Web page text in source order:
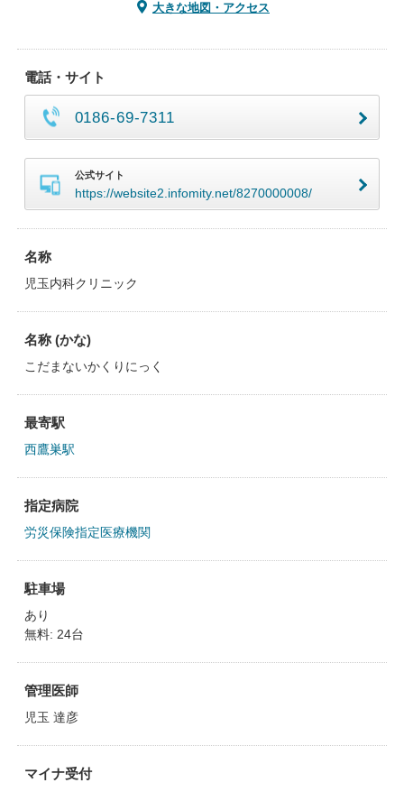
大きな地図・アクセス
電話・サイト
0186-69-7311
公式サイト
https://website2.infomity.net/8270000008/
名称
児玉内科クリニック
名称 (かな)
こだまないかくりにっく
最寄駅
西鷹巣駅
指定病院
労災保険指定医療機関
駐車場
あり
無料: 24台
管理医師
児玉 達彦
マイナ受付